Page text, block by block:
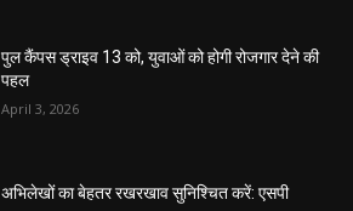
पुल कैंपस ड्राइव 13 को, युवाओं को होगी रोजगार देने की
पहल
April 3, 2026
अभिलेखों का बेहतर रखरखाव सुनिश्चित करें: एसपी